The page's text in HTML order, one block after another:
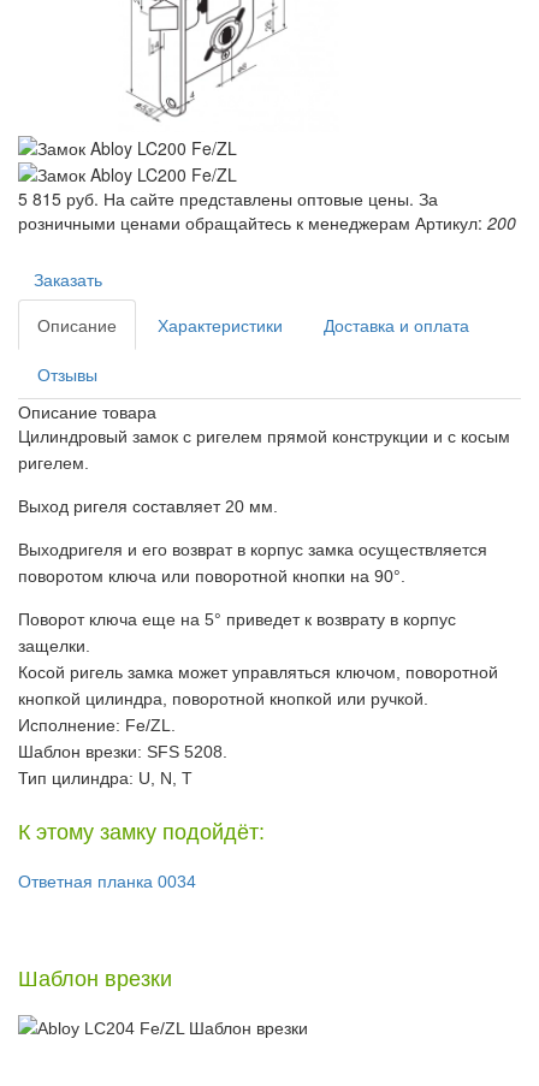
5 815 руб. На сайте представлены оптовые цены. За
розничными ценами обращайтесь к менеджерам Артикул: 200
Заказать
Описание
Характеристики Доставка и оплата
Отзывы
Описание товара
Цилиндровый замок с ригелем прямой конструкции и с косым
ригелем.
Выход ригеля составляет 20 мм.
Выходригеля и его возврат в корпус замка осуществляется
поворотом ключа или поворотной кнопки на 90°.
Поворот ключа еще на 5° приведет к возврату в корпус
защелки.
Косой ригель замка может управляться ключом, поворотной
кнопкой цилиндра, поворотной кнопкой или ручкой.
Исполнение: Fe/ZL.
Шаблон врезки: SFS 5208.
Тип цилиндра: U, N, T
К этому замку подойдёт:
Ответная планка 0034
Шаблон врезки